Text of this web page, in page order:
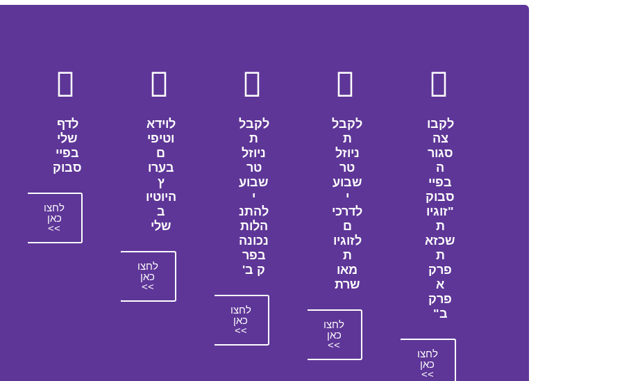
לקבו
צה
סגור
ה
בפיי
סבוק
"זוגיו
ת
שכזא
ת
פרק
א
פרק
ב"
לחצו
כאן
>>
לקבל
ת
ניוזל
טר
שבוע
י
לדרכי
ם
לזוגיו
ת
מאו
שרת
לחצו
כאן
>>
לקבל
ת
ניוזל
טר
שבוע
י
להתנ
הלות
נכונה
בפר
ק ב'
לחצו
כאן
>>
לוידא
וטיפי
ם
בערו
ץ
היוטיו
ב
שלי
לחצו
כאן
>>
לדף
שלי
בפיי
סבוק
לחצו
כאן
>>